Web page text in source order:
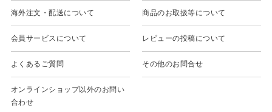
海外注文・配送について 商品のお取扱等について
会員サービスについて レビューの投稿について
よくあるご質問 その他のお問合せ
オンラインショップ以外のお問い
合わせ